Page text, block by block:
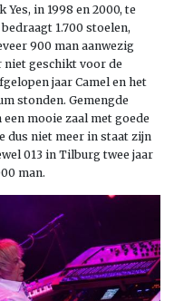
in 1998 en 2000, te
1.700 stoelen,
900 man aanwezig
niet geschikt voor de
jaar Camel en het
stonden. Gemengde
mooie zaal met goede
dus niet meer in staat zijn
013 in Tilburg twee jaar
man.